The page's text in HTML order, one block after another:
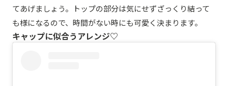
てあげましょう。トップの部分は気にせずざっくり結って
も様になるので、時間がない時にも可愛く決まります。
キャップに似合うアレンジ♡